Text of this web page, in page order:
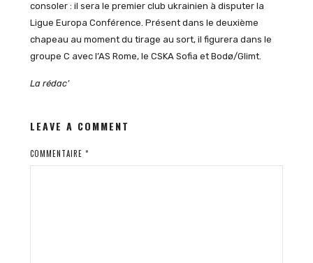
consoler : il sera le premier club ukrainien à disputer la
Ligue Europa Conférence. Présent dans le deuxième
chapeau au moment du tirage au sort, il figurera dans le
groupe C avec l’AS Rome, le CSKA Sofia et Bodø/Glimt.
La rédac’
LEAVE A COMMENT
COMMENTAIRE *